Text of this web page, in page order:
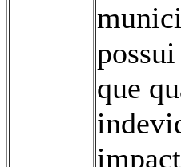
que